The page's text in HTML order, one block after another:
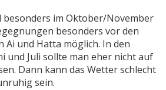
besonders im Oktober/November
besonders vor den
und Hatta möglich. In den
und Juli sollte man eher nicht auf
Dann kann das Wetter schlecht
sein.